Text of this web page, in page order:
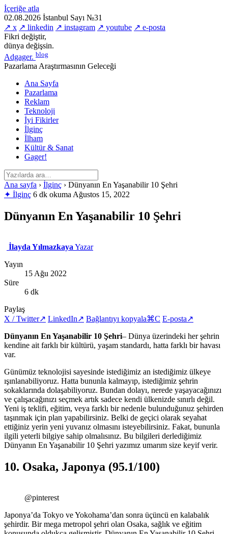
İçeriğe atla
02.08.2026 İstanbul Sayı №31
↗ x ↗ linkedin ↗ instagram ↗ youtube ↗ e-posta
Fikri değiştir,
dünya değişsin.
Adgager. blog
Pazarlama Araştırmasının Geleceği
Ana Sayfa
Pazarlama
Reklam
Teknoloji
İyi Fikirler
İlginç
İlham
Kültür & Sanat
Gager!
Ana sayfa › İlginç › Dünyanın En Yaşanabilir 10 Şehri
✦ İlginç 6 dk okuma Ağustos 15, 2022
Dünyanın En Yaşanabilir 10 Şehri
İlayda Yılmazkaya Yazar
Yayın
15 Ağu 2022
Süre
6 dk
Paylaş
X / Twitter↗ LinkedIn↗ Bağlantıyı kopyala⌘C E-posta↗
Dünyanın En Yaşanabilir 10 Şehri– Dünya üzerindeki her şehrin
kendine ait farklı bir kültürü, yaşam standardı, hatta farklı bir havası
var.
Günümüz teknolojisi sayesinde istediğimiz an istediğimiz ülkeye
ışınlanabiliyoruz. Hatta bununla kalmayıp, istediğimiz şehrin
sokaklarında dolaşabiliyoruz. Bundan dolayı, nerede yaşayacağınızı
ve çalışacağınızı seçmek artık sadece kendi ülkenizde sınırlı değil.
Yeni iş teklifi, eğitim, veya farklı bir nedenle bulunduğunuz şehirden
taşınmak için plan yapabilirsiniz. Belki de geçici olarak seyahat
ettiğiniz yerin yeni yuvanız olmasını isteyebilirsiniz. Fakat, bununla
ilgili yeterli bilgiye sahip olmalısınız. Bu bilgileri derlediğimiz
Dünyanın En Yaşanabilir 10 Şehri yazımız umarım size keyif verir.
10. Osaka, Japonya (95.1/100)
@pinterest
Japonya’da Tokyo ve Yokohama’dan sonra üçüncü en kalabalık
şehirdir. Bir mega metropol şehri olan Osaka, sağlık ve eğitim